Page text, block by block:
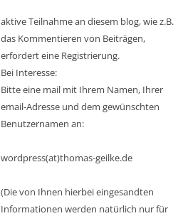
aktive Teilnahme an diesem blog, wie z.B.
das Kommentieren von Beiträgen,
erfordert eine Registrierung.
Bei Interesse:
Bitte eine mail mit Ihrem Namen, Ihrer
email-Adresse und dem gewünschten
Benutzernamen an:
wordpress(at)thomas-geilke.de
(Die von Ihnen hierbei eingesandten
Informationen werden natürlich nur für